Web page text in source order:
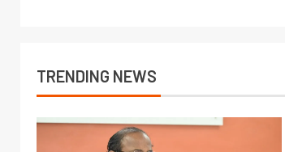
TRENDING NEWS